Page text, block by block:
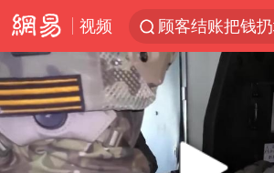
视频
38岁山东财大